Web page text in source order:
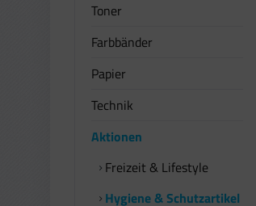
Toner
Farbbänder
Papier
Technik
Aktionen
Freizeit & Lifestyle
Hygiene & Schutzartikel